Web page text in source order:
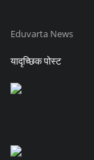
Eduvarta News
यादृच्छिक पोस्ट